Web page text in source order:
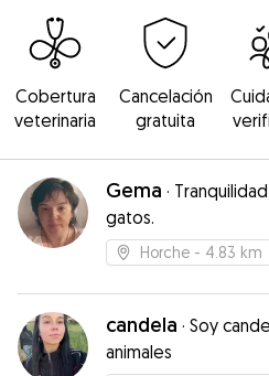
Cobertura
veterinaria
Cancelación
gratuita
Gema ·
gatos.
Horche - 4.83 km
candela · Soy
animales